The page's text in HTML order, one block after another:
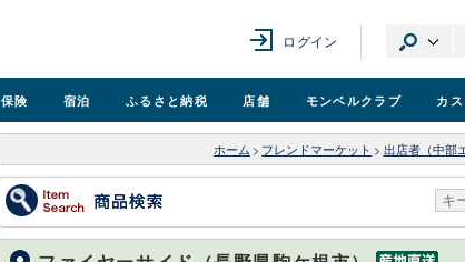
ログイン
保険 宿泊 ふるさと納税 店舗 モンベルクラブ カ
ホーム > フレンドマーケット > 出店者（中部